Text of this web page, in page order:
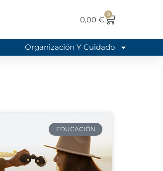
0,00 €
0
Organización Y Cuidado
EDUCACIÓN